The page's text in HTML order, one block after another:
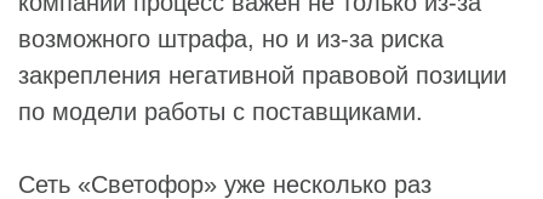
возможного штрафа, но и из-за риска
закрепления негативной правовой позиции
по модели работы с поставщиками.
Сеть «Светофор» уже несколько раз